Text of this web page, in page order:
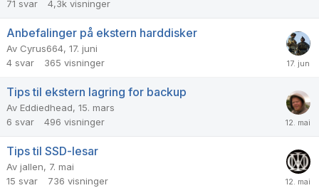
71 svar 4,3k visninger
Anbefalinger på ekstern harddisker
Av Cyrus664, 17. juni
4 svar 365 visninger
Tips til ekstern lagring for backup
Av Eddiedhead, 15. mars
6 svar 496 visninger
Tips til SSD-lesar
Av jallen, 7. mai
15 svar 736 visninger